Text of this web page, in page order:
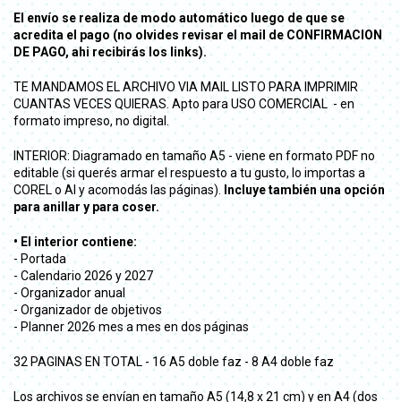
El envío se realiza de modo automático luego de que se
acredita el pago (no olvides revisar el mail de CONFIRMACION
DE PAGO, ahi recibirás los links).
TE MANDAMOS EL ARCHIVO VIA MAIL LISTO PARA IMPRIMIR
CUANTAS VECES QUIERAS. Apto para USO COMERCIAL - en
formato impreso, no digital.
INTERIOR: Diagramado en tamaño A5 - viene en formato PDF no
editable (si querés armar el respuesto a tu gusto, lo importas a
COREL o AI y acomodás las páginas). Incluye también una opción
para anillar y para coser.
• El interior contiene:
- Portada
- Calendario 2026 y 2027
- Organizador anual
- Organizador de objetivos
- Planner 2026 mes a mes en dos páginas
32 PAGINAS EN TOTAL - 16 A5 doble faz - 8 A4 doble faz
Los archivos se envían en tamaño A5 (14,8 x 21 cm) y en A4 (dos